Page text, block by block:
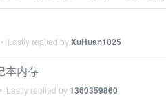
• Lastly replied byXuHuan1025
本内存
• Lastly replied by1360359860